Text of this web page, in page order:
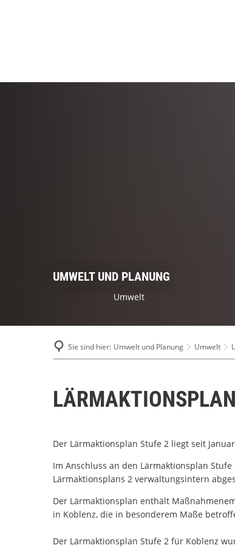
UMWELT UND PLANUNG
Umwelt
Sie sind hier: Umwelt und Planung Umwelt
Der Lärmaktionsplan Stufe 2 liegt seit
Im Anschluss an den Lärmaktionsplan
Lärmaktionsplans 2 verwaltungsintern
Der Lärmaktionsplan enthält
in Koblenz, die in besonderem Maße
Der Lärmaktionsplan Stufe 2 für Koblenz